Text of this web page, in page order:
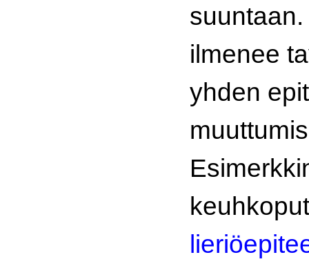
ilmenee
yhden